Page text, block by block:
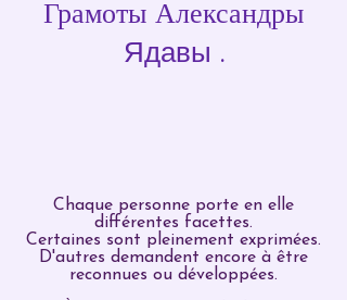
Грамоты Александры
Ядавы .
Chaque personne porte en elle
différentes facettes.
Certaines sont pleinement exprimées.
D'autres demandent encore à être
reconnues ou développées.